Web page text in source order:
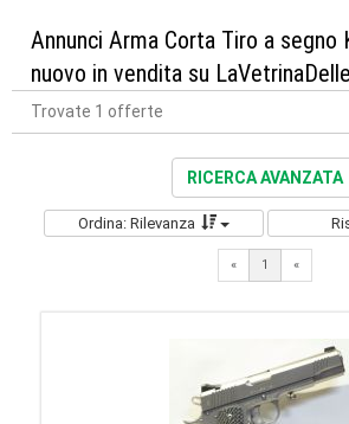
Annunci Arma Corta Tiro a segno
nuovo in vendita su
Trovate 1 offerte
RICERCA AVANZATA
Ordina: Rilevanza
« 1 «